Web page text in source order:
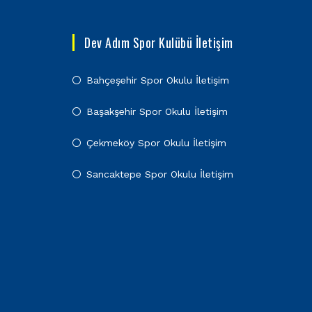
Dev Adım Spor Kulübü İletişim
Bahçeşehir Spor Okulu İletişim
Başakşehir Spor Okulu İletişim
Çekmeköy Spor Okulu İletişim
Sancaktepe Spor Okulu İletişim